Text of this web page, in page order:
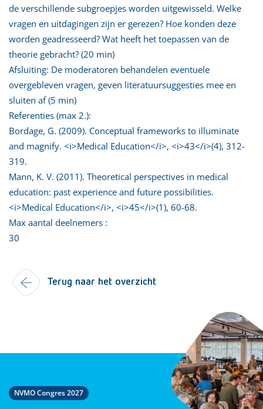
de verschillende subgroepjes worden uitgewisseld. Welke
vragen en uitdagingen zijn er gerezen? Hoe konden deze
worden geadresseerd? Wat heeft het toepassen van de
theorie gebracht? (20 min)
Afsluiting: De moderatoren behandelen eventuele
overgebleven vragen, geven literatuursuggesties mee en
sluiten af (5 min)
Referenties (max 2.):
Bordage, G. (2009). Conceptual frameworks to illuminate
and magnify. <i>Medical Education</i>, <i>43</i>(4), 312-
319.
Mann, K. V. (2011). Theoretical perspectives in medical
education: past experience and future possibilities.
<i>Medical Education</i>, <i>45</i>(1), 60-68.
Max aantal deelnemers :
30
Terug naar het overzicht
NVMO Congres 2027